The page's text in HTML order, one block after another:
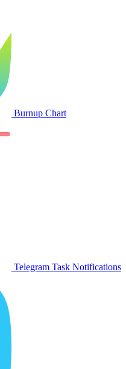
Burnup Chart
Telegram Task Notifications